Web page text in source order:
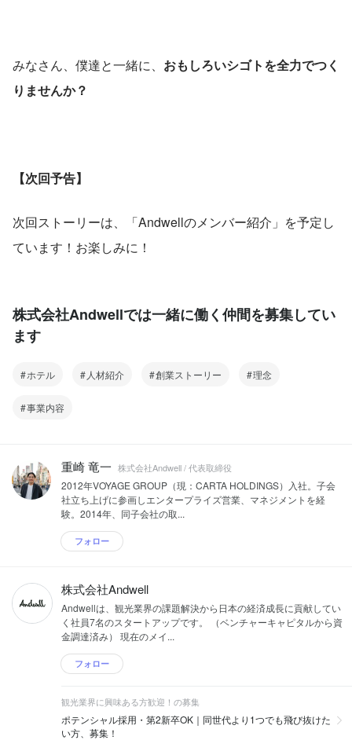
みなさん、僕達と一緒に、 おもしろいシゴトを全力でつく
りませんか？
【次回予告】
次回ストーリーは、「Andwellのメンバー紹介」を予定し
ています！お楽しみに！
株式会社Andwellでは一緒に働く仲間を募集してい
ます
ホテル 人材紹介 創業ストーリー 理念
事業内容
重崎 竜一 株式会社Andwell / 代表取締役
2012年VOYAGE GROUP（現：CARTA HOLDINGS）入社。子会
社立ち上げに参画しエンタープライズ営業、マネジメントを経
験。2014年、同子会社の取...
フォロー
株式会社Andwell
Andwellは、観光業界の課題解決から日本の経済成長に貢献してい
く社員7名のスタートアップです。 （ベンチャーキャピタルから資
金調達済み） 現在のメイ...
フォロー
観光業界に興味ある方歓迎！の募集
ポテンシャル採用・第2新卒OK｜同世代より1つでも飛び抜けた
い方、募集！